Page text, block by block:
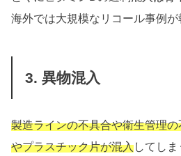
海外では大規模なリコール事例が
3. 異物混入
製造ラインの不具合や衛生管理
やプラスチック片が混入してし